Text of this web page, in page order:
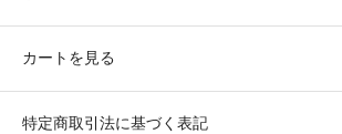
カートを見る
特定商取引法に基づく表記